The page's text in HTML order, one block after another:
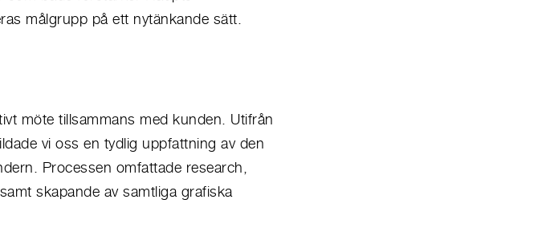
målgrupp på ett nytänkande sätt.
möte tillsammans med kunden. Utifrån
vi oss en tydlig uppfattning av den
Processen omfattade research,
skapande av samtliga grafiska